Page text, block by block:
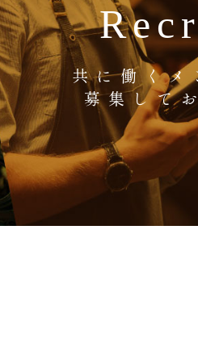
共に働く
募集して